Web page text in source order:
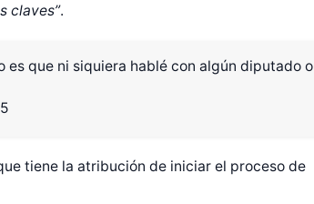
claves”.
que ni siquiera hablé con algún diputado o
tiene la atribución de iniciar el proceso de